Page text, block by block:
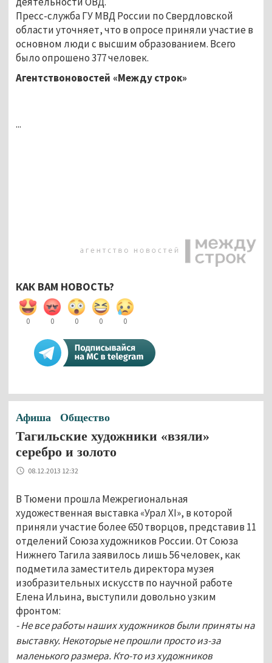
Пресс-служба ГУ МВД России по Свердловской
области уточняет, что в опросе приняли участие в
основном люди с высшим образованием. Всего
было опрошено 377 человек.
Агентствоновостей «Между строк»
...
КАК ВАМ НОВОСТЬ?
0 0 0 0 0
Афиша Общество
Тагильские художники «взяли»
серебро и золото
08.12.2013 12:32
В Тюмени прошла Межрегиональная
художественная выставка «Урал XI», в которой
приняли участие более 650 творцов, представив 11
отделений Союза художников России. От Союза
Нижнего Тагила заявилось лишь 56 человек, как
подметила заместитель директора музея
изобразительных искусств по научной работе
Елена Ильина, выступили довольно узким
фронтом:
- Не все работы наших художников были приняты на
выставку. Некоторые не прошли просто из-за
маленького размера. Кто-то из художников